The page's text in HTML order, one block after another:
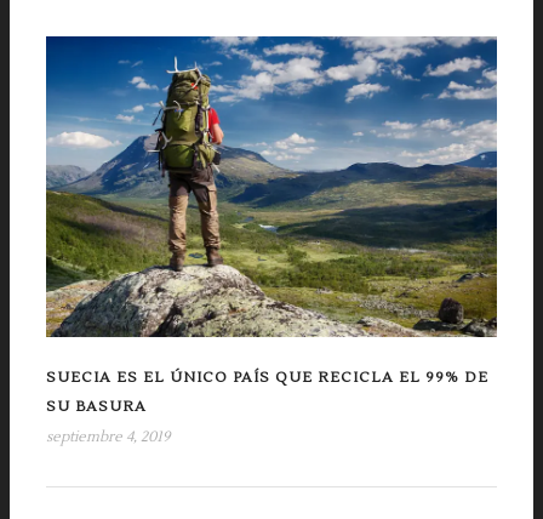
SUECIA ES EL ÚNICO PAÍS QUE RECICLA EL 99% DE
SU BASURA
septiembre 4, 2019